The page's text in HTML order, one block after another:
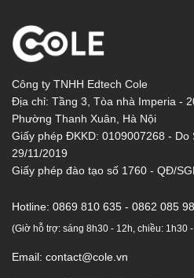
Công ty TNHH Edtech Cole
Địa chỉ: Tầng 3, Tòa nhà Imperia -
Phường Thanh Xuân, Hà Nội
Giấy phép ĐKKD: 0109007268 - Do
29/11/2019
Giấy phép đào tạo số 1760 - QĐ/
Hotline: 0869 810 635 - 0862 085
(Giờ hỗ trợ: sáng 8h30 - 12h, chiều: 1h30
Email: contact@cole.vn